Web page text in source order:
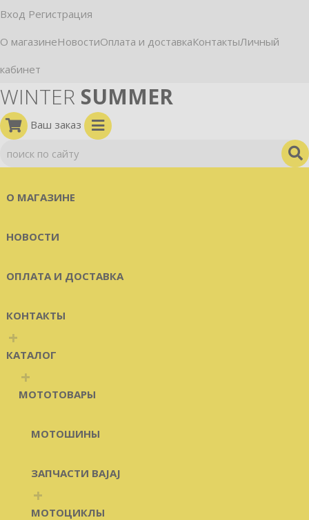
Вход Регистрация
О магазинеНовостиОплата и доставкаКонтактыЛичный
кабинет
WINTER SUMMER
Ваш заказ
О МАГАЗИНЕ
НОВОСТИ
ОПЛАТА И ДОСТАВКА
КОНТАКТЫ
+
КАТАЛОГ
+
МОТОТОВАРЫ
МОТОШИНЫ
ЗАПЧАСТИ BAJAJ
+
МОТОЦИКЛЫ